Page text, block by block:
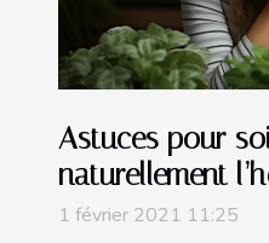
Astuces pour
naturellement
!1 février 2021 11:25